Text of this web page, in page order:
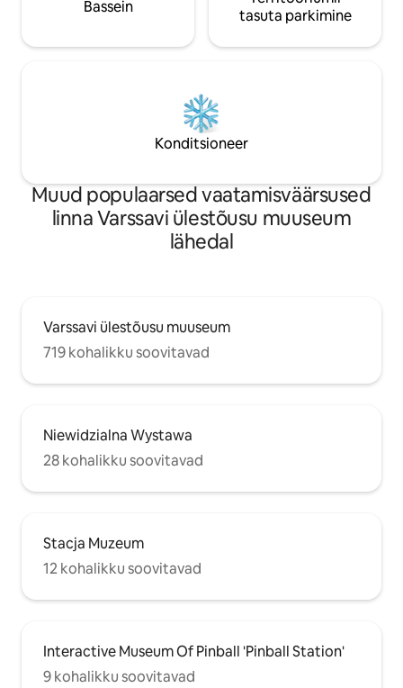
Bassein
tasuta parkimine
Konditsioneer
Muud populaarsed vaatamisväärsused
linna Varssavi ülestõusu muuseum
lähedal
Varssavi ülestõusu muuseum
719 kohalikku soovitavad
Niewidzialna Wystawa
28 kohalikku soovitavad
Stacja Muzeum
12 kohalikku soovitavad
Interactive Museum Of Pinball 'Pinball Station'
9 kohalikku soovitavad